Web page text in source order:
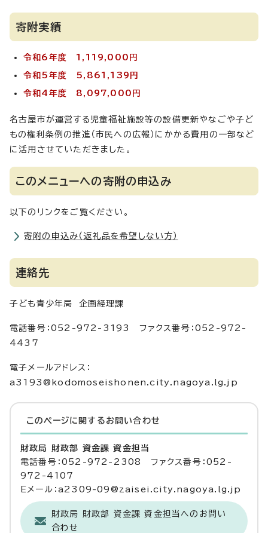
寄附実績
令和6年度 1,119,000円
令和5年度 5,861,139円
令和4年度 8,097,000円
名古屋市が運営する児童福祉施設等の設備更新やなごや⼦ど
もの権利条例の推進（市⺠への広報）にかかる費用の一部など
に活用させていただきました。
このメニューへの寄附の申込み
以下のリンクをご覧ください。
寄附の申込み（返礼品を希望しない方）
連絡先
子ども青少年局 企画経理課
電話番号：052-972-3193 ファクス番号：052-972-
4437
電子メールアドレス：
a3193@kodomoseishonen.city.nagoya.lg.jp
このページに関する お問い合わせ
財政局 財政部 資金課 資金担当
電話番号：052-972-2308 ファクス番号：052-
972-4107
Eメール：a2309-09@zaisei.city.nagoya.lg.jp
財政局 財政部 資金課 資金担当へのお問い
合わせ